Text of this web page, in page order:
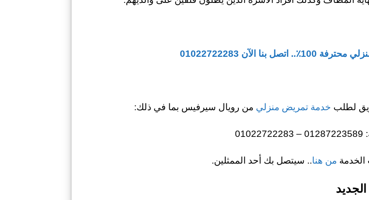
بنا الآن 01022722283
لطلب خدمة تمريض منزلي من رويال سيرفيس بما في ذلك:
من هنا.. سيتصل بك أحد الممثلين.